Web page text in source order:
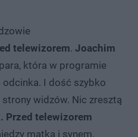
telewizorem. Joachim
która w programie
I dość szybko
widzów. Nic zresztą
Przed telewizorem
matką i synem.